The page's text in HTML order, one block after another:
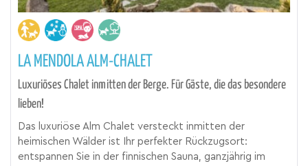
LA MENDOLA ALM-CHALET
Luxuriöses Chalet inmitten der Berge. Für Gäste, die das besondere
lieben!
Das luxuriöse Alm Chalet versteckt inmitten der
heimischen Wälder ist Ihr perfekter Rückzugsort:
entspannen Sie in der finnischen Sauna, ganzjährig im